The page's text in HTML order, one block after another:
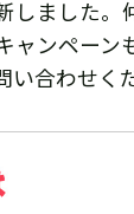
ました。
ャンペーン
い合わせく